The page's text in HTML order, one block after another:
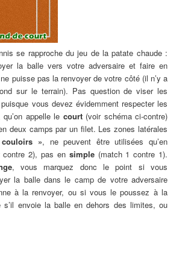
se rapproche du jeu de la patate chaude :
la balle vers votre adversaire et faire en
puisse pas la renvoyer de votre côté (il n’y a
sur le terrain). Pas question de viser les
vous devez évidemment respecter les
appelle le court(voir schéma ci-contre)
deux camps par un filet. Les zones latérales
», ne peuvent être utilisées qu’en
contre 2), pas en simple(match 1 contre 1).
, vous marquez donc le point si vous
la balle dans le camp de votre adversaire
à la renvoyer, ou si vous le poussez à la
s’il envoie la balle en dehors des limites, ou